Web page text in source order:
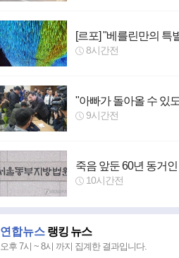
[르포] "베를린만의
8시간전
"아빠가 돌아올 수 있
9시간전
죽음 앞둔 60년 동거
10시간전
연합뉴스랭킹 뉴스
오후 7시 ~ 8시 까지 집계한 결과입니다.